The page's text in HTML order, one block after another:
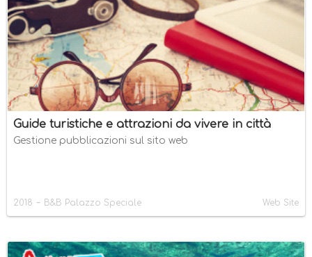
Guide turistiche e attrazioni da vivere in città
Gestione pubblicazioni sul sito web
2018 - B&B Palazzo Speciale Web Site